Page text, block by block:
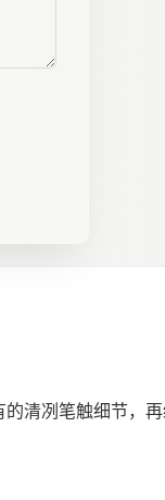
清冽笔触细节，